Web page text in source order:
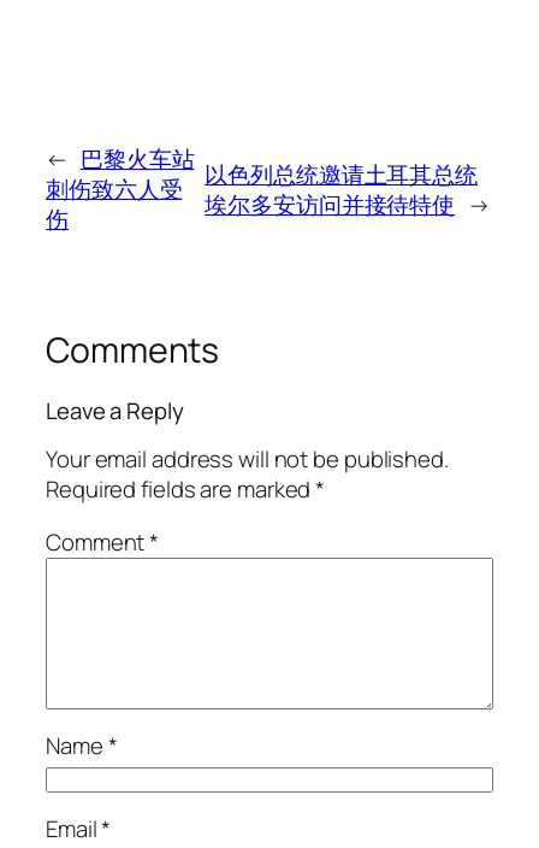
← 巴黎火车站
刺伤致六人受
伤
以色列总统邀请土耳其总统
埃尔多安访问并接待特使 →
Comments
Leave a Reply
Your email address will not be published.
Required fields are marked*
Comment*
Name*
Email*